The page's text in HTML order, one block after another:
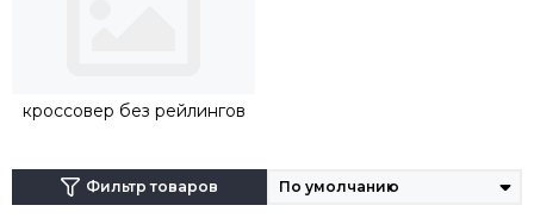
кроссовер без рейлингов
Фильтр товаров